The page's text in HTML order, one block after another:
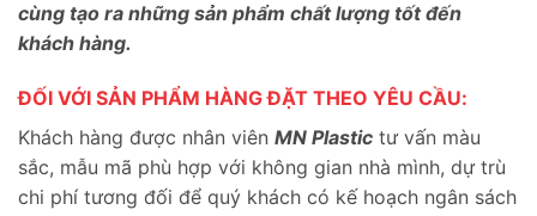
cùng tạo ra những sản phẩm chất lượng tốt đến
khách hàng.
ĐỐI VỚI SẢN PHẨM HÀNG ĐẶT THEO YÊU CẦU:
Khách hàng được nhân viên MN Plastic tư vấn màu
sắc, mẫu mã phù hợp với không gian nhà mình, dự trù
chi phí tương đối để quý khách có kế hoạch ngân sách